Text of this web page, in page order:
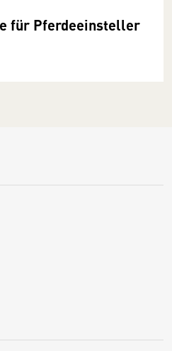
für Pferdeeinsteller